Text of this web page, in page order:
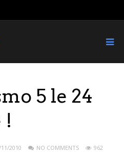
5 le 24
!
2010 NO COMMENTS
962